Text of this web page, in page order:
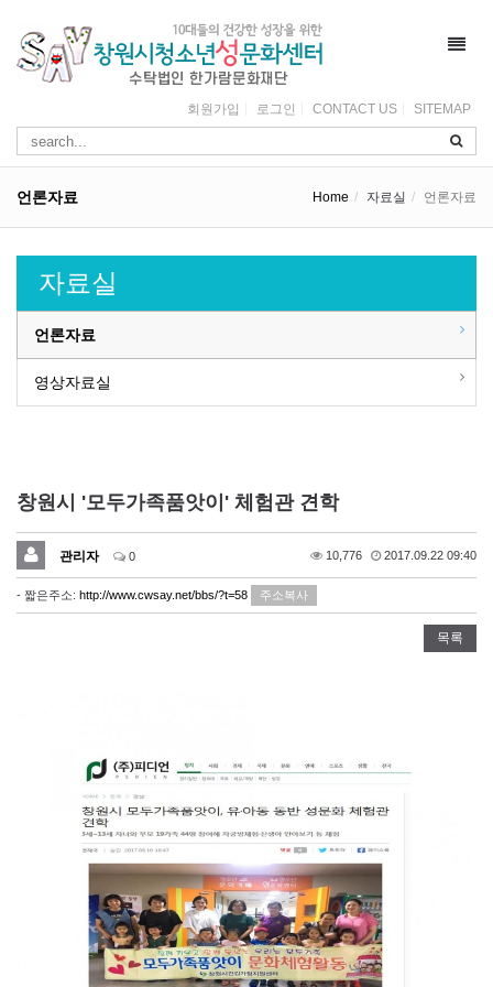
회원가입 로그인 CONTACT US SITEMAP
언론자료 Home 자료실 언론자료
자료실
언론자료
영상자료실
창원시 '모두가족품앗이' 체험관 견학
관리자 0 10,776 2017.09.22 09:40
- 짧은주소: http://www.cwsay.net/bbs/?t=58 주소복사
목록